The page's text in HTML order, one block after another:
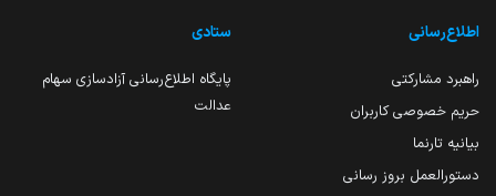
اطلاع‌رسانی
راهبرد مشارکتی
حریم خصوصی کاربران
بیانیه تارنما
دستورالعمل بروز رسانی
ستادی
پایگاه اطلاع‌رسانی آزادسازی سهام
عدالت